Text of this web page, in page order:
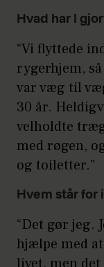
Hvad har I
“Vi flyttede
rygerhjem,
var væg til
30 år.
velholdte
med røgen,
og toiletter.”
Hvem står
“Det gør jeg.
hjælpe med